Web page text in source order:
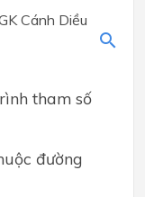
Cánh Diều
tham số
đường